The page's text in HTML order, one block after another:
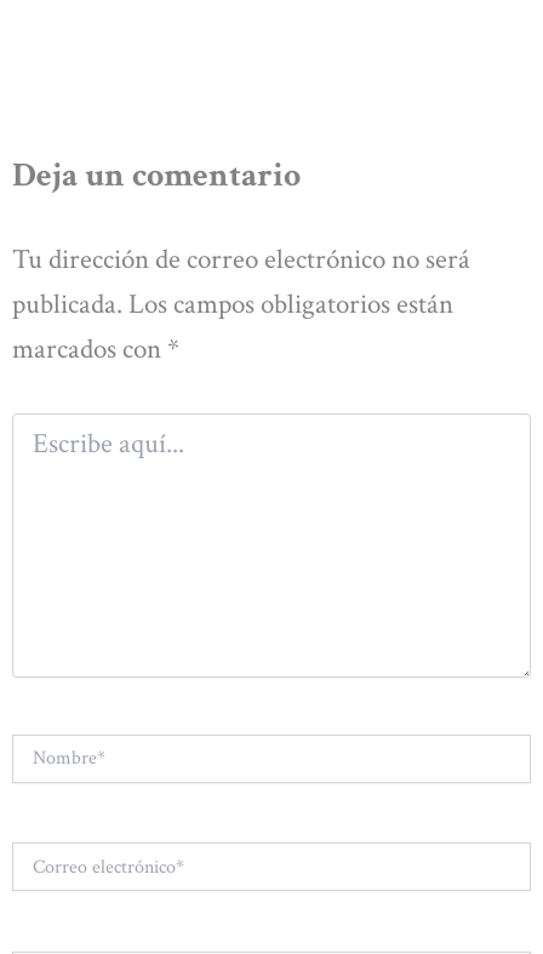
Deja un comentario
Tu dirección de correo electrónico no será
publicada. Los campos obligatorios están
marcados con *
aquí...
electrónico*